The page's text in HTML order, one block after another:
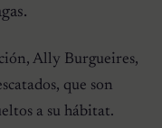
Ally Burgueires,
que son
a su hábitat.